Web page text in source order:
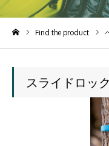
Find the product
スライドロッ